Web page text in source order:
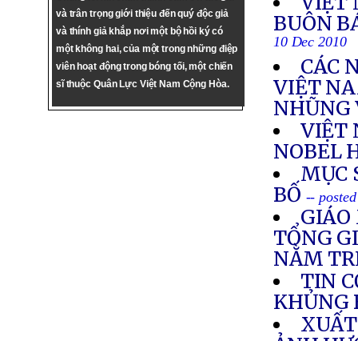
và trân trọng giới thiệu đến quý độc giả
và thính giả khắp nơi một bộ hồi ký có
một không hai, của một trong những điệp
viên hoạt động trong bóng tối, một chiến
sĩ thuộc Quân Lực Việt Nam Cộng Hòa.
BUÔN
10 Dec 2010
CÁC
VIỆT
NHŨNG
VIỆT
NOBEL
MỤC
BỐ --
GIÁO
TỔNG
NẰM
TIN
KHỦNG